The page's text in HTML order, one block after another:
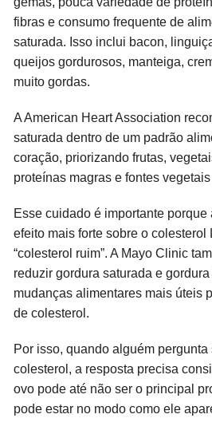
fibras e consumo frequente de
saturada. Isso inclui bacon,
queijos gordurosos, manteiga,
muito gordas.
A American Heart Association
saturada dentro de um padrão
coração, priorizando frutas,
proteínas magras e fontes
Esse cuidado é importante
efeito mais forte sobre o
“colesterol ruim”. A Mayo Clinic
reduzir gordura saturada e
mudanças alimentares mais úteis
de colesterol.
Por isso, quando alguém pergunta
colesterol, a resposta precisa
ovo pode até não ser o principal
pode estar no modo como ele